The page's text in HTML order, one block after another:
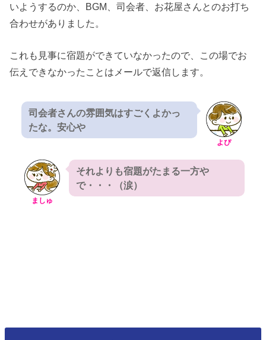
いようするのか、BGM、司会者、お花屋さんとのお打ち
合わせがありました。
これも見事に宿題ができていなかったので、この場でお
伝えできなかったことはメールで返信します。
よぴ
司会者さんの雰囲気はすごくよかっ
たな。安心や
ましゅ
それよりも宿題がたまる一方や
で・・・（涙）